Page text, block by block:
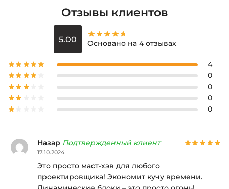
Отзывы клиентов
5.00 Основано на 4 отзывах
4
0
0
0
0
Назар Подтвержденный клиент
17.10.2024
Это просто маст-хэв для любого
проектировщика! Экономит кучу времени.